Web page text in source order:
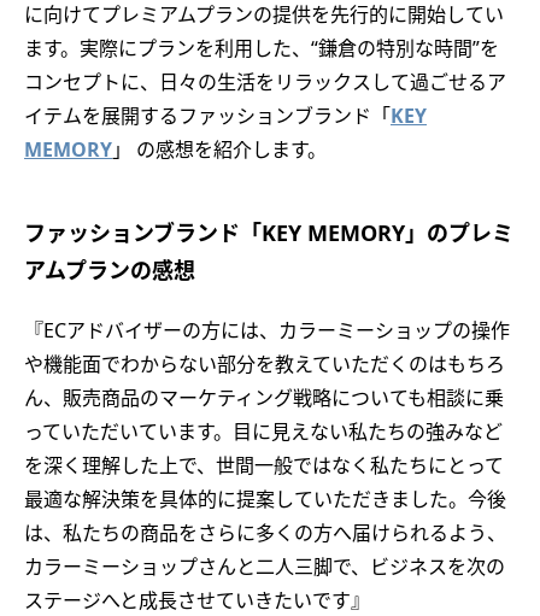
に向けてプレミアムプランの提供を先行的に開始してい
ます。実際にプランを利用した、“鎌倉の特別な時間”を
コンセプトに、日々の生活をリラックスして過ごせるア
イテムを展開するファッションブランド「KEY
MEMORY」 の感想を紹介します。
ファッションブランド「KEY MEMORY」のプレミ
アムプランの感想
『ECアドバイザーの方には、カラーミーショップの操作
や機能面でわからない部分を教えていただくのはもちろ
ん、販売商品のマーケティング戦略についても相談に乗
っていただいています。目に見えない私たちの強みなど
を深く理解した上で、世間一般ではなく私たちにとって
最適な解決策を具体的に提案していただきました。今後
は、私たちの商品をさらに多くの方へ届けられるよう、
カラーミーショップさんと二人三脚で、ビジネスを次の
ステージへと成長させていきたいです』